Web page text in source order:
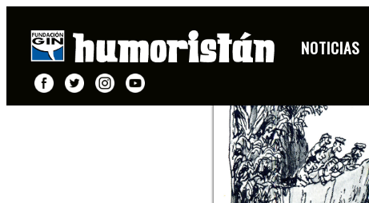
NOTICIAS
+ INFO